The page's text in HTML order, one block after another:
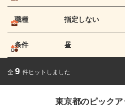
職種 指定しない
条件 昼
全 9 件ヒットしました
東京都のピックア